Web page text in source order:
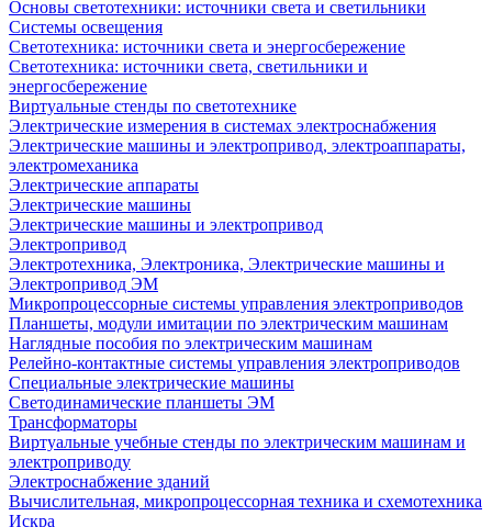
Основы светотехники: источники света и светильники
Системы освещения
Светотехника: источники света и энергосбережение
Светотехника: источники света, светильники и
энергосбережение
Виртуальные стенды по светотехнике
Электрические измерения в системах электроснабжения
Электрические машины и электропривод, электроаппараты,
электромеханика
Электрические аппараты
Электрические машины
Электрические машины и электропривод
Электропривод
Электротехника, Электроника, Электрические машины и
Электропривод ЭМ
Микропроцессорные системы управления электроприводов
Планшеты, модули имитации по электрическим машинам
Наглядные пособия по электрическим машинам
Релейно-контактные системы управления электроприводов
Специальные электрические машины
Светодинамические планшеты ЭМ
Трансформаторы
Виртуальные учебные стенды по электрическим машинам и
электроприводу
Электроснабжение зданий
Вычислительная, микропроцессорная техника и схемотехника
Искра